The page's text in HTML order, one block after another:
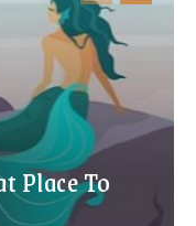
Place To